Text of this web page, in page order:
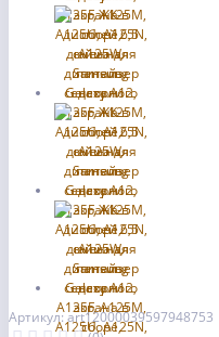
Артикул: art12000039597948753